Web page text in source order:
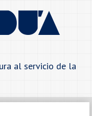
al servicio de la